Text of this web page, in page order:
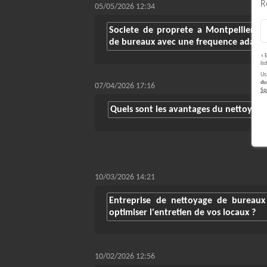
«
du
05/05/2026 12:34
Societe de proprete a Montpellier :
de bureaux avec une frequence
07/04/2026 17:16
Quels sont les avantages du
10/03/2026 14:21
Entreprise de nettoyage de
optimiser l'entretien de vos locaux ?
10/02/2026 12:56